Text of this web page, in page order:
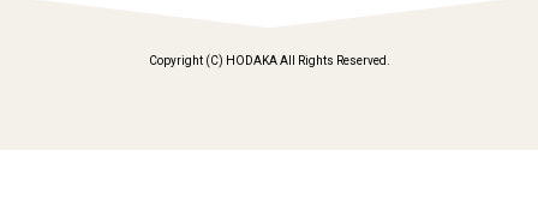
Copyright (C) HODAKA All Rights Reserved.